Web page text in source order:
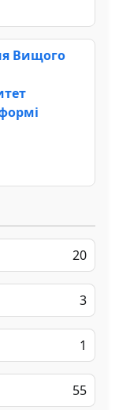
Вищого
20
3
1
55